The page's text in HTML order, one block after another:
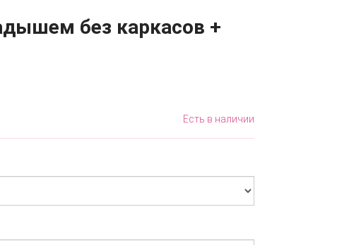
без каркасов +
Есть в наличии